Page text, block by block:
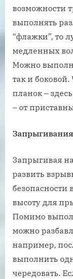
возможности
выполнять
“флажки”, то
медленных
Можно
так и
планок –
– от
Запрыгивая
развить
высоту для
Помимо
можно
например,
выполнить
чередовать.